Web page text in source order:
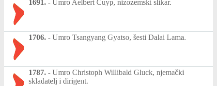
1691. - Umro Aelbert Cuyp, nizozemski slikar.
1706. - Umro Tsangyang Gyatso, šesti Dalai Lama.
1787. - Umro Christoph Willibald Gluck, njemački
skladatelj i dirigent.